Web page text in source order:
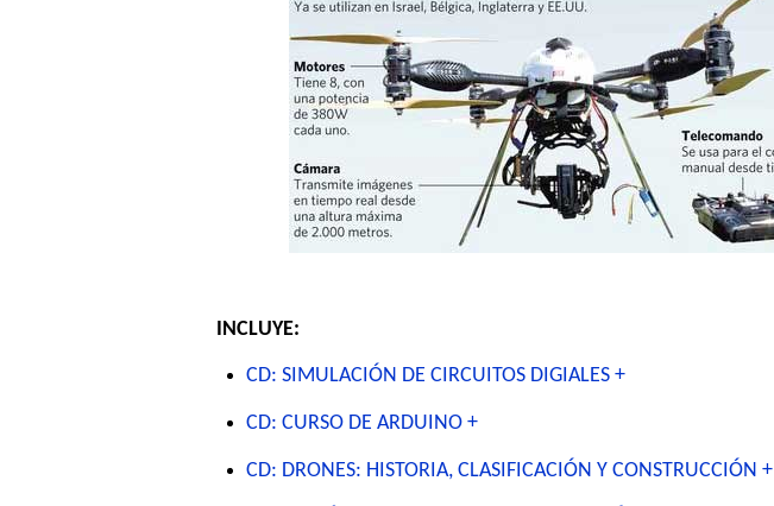
INCLUYE:
CD: SIMULACIÓN DE CIRCUITOS DIGIALES +
CD: CURSO DE ARDUINO +
CD: DRONES: HISTORIA, CLASIFICACIÓN Y CONSTRUCCIÓN +